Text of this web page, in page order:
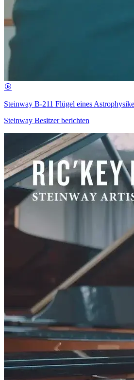
Steinway B-211 Flügel eines
Steinway Besitzer berichten